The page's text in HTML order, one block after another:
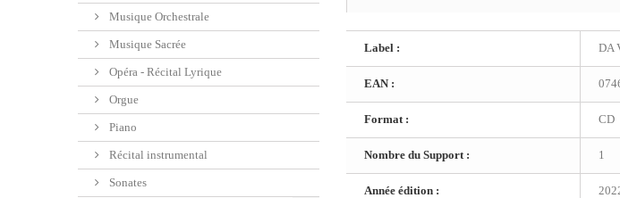
Musique Orchestrale
Musique Sacrée
Opéra - Récital Lyrique
Orgue
Piano
Récital instrumental
Sonates
Label : DA
EAN :
Format : CD
Nombre du Support : 1
Année édition :